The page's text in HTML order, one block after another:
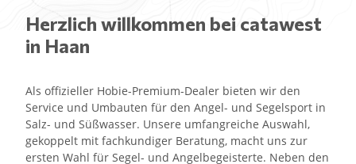
Herzlich willkommen bei catawest
in Haan
Als offizieller Hobie-Premium-Dealer bieten wir den
Service und Umbauten für den Angel- und Segelsport in
Salz- und Süßwasser. Unsere umfangreiche Auswahl,
gekoppelt mit fachkundiger Beratung, macht uns zur
ersten Wahl für Segel- und Angelbegeisterte. Neben den